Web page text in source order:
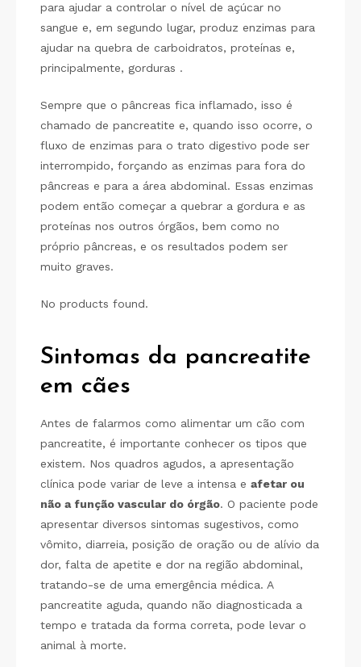
para ajudar a controlar o nível de açúcar no
sangue e, em segundo lugar, produz enzimas para
ajudar na quebra de carboidratos, proteínas e,
principalmente, gorduras .
Sempre que o pâncreas fica inflamado, isso é
chamado de pancreatite e, quando isso ocorre, o
fluxo de enzimas para o trato digestivo pode ser
interrompido, forçando as enzimas para fora do
pâncreas e para a área abdominal. Essas enzimas
podem então começar a quebrar a gordura e as
proteínas nos outros órgãos, bem como no
próprio pâncreas, e os resultados podem ser
muito graves.
No products found.
Sintomas da pancreatite
em cães
Antes de falarmos como alimentar um cão com
pancreatite, é importante conhecer os tipos que
existem. Nos quadros agudos, a apresentação
clínica pode variar de leve a intensa e afetar ou
não a função vascular do órgão. O paciente pode
apresentar diversos sintomas sugestivos, como
vômito, diarreia, posição de oração ou de alívio da
dor, falta de apetite e dor na região abdominal,
tratando-se de uma emergência médica. A
pancreatite aguda, quando não diagnosticada a
tempo e tratada da forma correta, pode levar o
animal à morte.